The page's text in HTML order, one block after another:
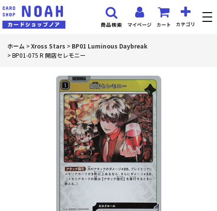
マイページ カート カテゴリ
商品検索
ホーム >Xross Stars > BP01 Luminous Daybreak
>BP01-075 R 開店セレモニー